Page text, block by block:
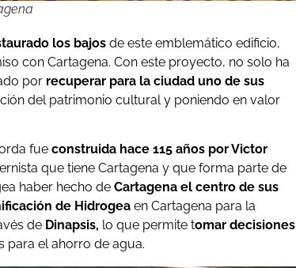
los bajos de este emblemático edificio,
con Cartagena. Con este proyecto, no solo ha
por recuperar para la ciudad uno de sus
del patrimonio cultural y poniendo en valor
fue construida hace 115 años por Victor
que tiene Cartagena y que forma parte de
haber hecho de Cartagena el centro de sus
de Hidrogea en Cartagena para la
de Dinapsis, lo que permite tomar decisiones
para el ahorro de agua.